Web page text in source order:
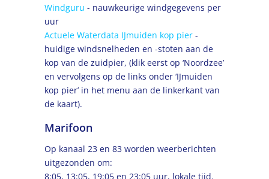
Windguru - nauwkeurige windgegevens per
uur
Actuele Waterdata IJmuiden kop pier -
huidige windsnelheden en -stoten aan de
kop van de zuidpier, (klik eerst op ‘Noordzee’
en vervolgens op de links onder ‘IJmuiden
kop pier’ in het menu aan de linkerkant van
de kaart).
Marifoon
Op kanaal 23 en 83 worden weerberichten
uitgezonden om:
8:05, 13:05, 19:05 en 23:05 uur, lokale tijd.